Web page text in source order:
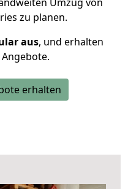
zu planen.
aus, und erhalten
erhalten